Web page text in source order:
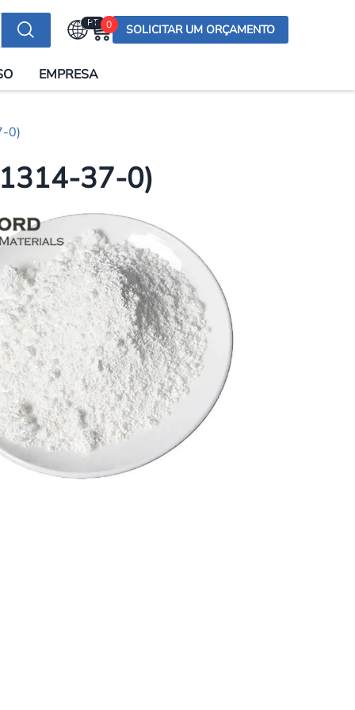
PT
English (US)
Deutsch
Français
Italiano
日本語
Русский
한국어
Português
العربية
Nederland
Polska
Sverige
भारत
0 SOLICITAR UM ORÇAMENTO
EMPRESA
0)
37-0)